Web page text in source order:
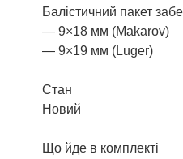
Балістичний пакет
— 9×18 мм (Makarov)
— 9×19 мм (Luger)
Стан
Новий
Що йде в комплекті